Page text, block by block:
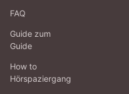
FAQ
Guide zum
Guide
How to
Hörspaziergang